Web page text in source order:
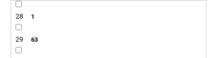
28 1
29 63